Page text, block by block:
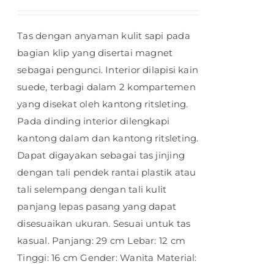
Tas dengan anyaman kulit sapi pada
bagian klip yang disertai magnet
sebagai pengunci. Interior dilapisi kain
suede, terbagi dalam 2 kompartemen
yang disekat oleh kantong ritsleting.
Pada dinding interior dilengkapi
kantong dalam dan kantong ritsleting.
Dapat digayakan sebagai tas jinjing
dengan tali pendek rantai plastik atau
tali selempang dengan tali kulit
panjang lepas pasang yang dapat
disesuaikan ukuran. Sesuai untuk tas
kasual. Panjang: 29 cm Lebar: 12 cm
Tinggi: 16 cm Gender: Wanita Material: